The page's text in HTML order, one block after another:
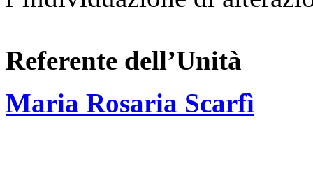
Referente dell’Unità
Maria Rosaria Scarfì